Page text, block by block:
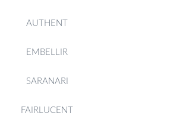
AUTHENT
EMBELLIR
SARANARI
FAIRLUCENT